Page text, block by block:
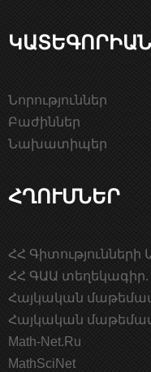
Նորություններ
Բաժիններ
Նախատիպեր
ՀՂՈՒՄՆԵՐ
ՀՀ
ՀՀ ԳԱԱ
Հայկական
Հայկական
Math-Net.Ru
MathSciNet